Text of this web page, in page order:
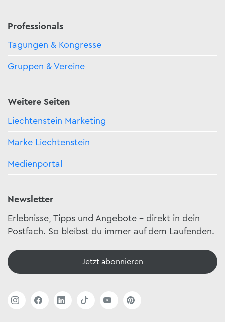
Professionals
Tagungen & Kongresse
Gruppen & Vereine
Weitere Seiten
Liechtenstein Marketing
Marke Liechtenstein
Medienportal
Newsletter
Erlebnisse, Tipps und Angebote – direkt in dein
Postfach. So bleibst du immer auf dem Laufenden.
Jetzt abonnieren